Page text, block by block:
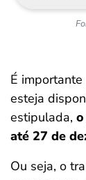
É
esteja
estipulada,
até 27 de
Ou seja, o